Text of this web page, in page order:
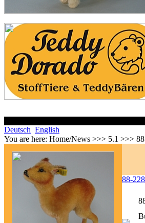
Deutsch English
You are here: Home/News >>> 5.1 >>>
88-